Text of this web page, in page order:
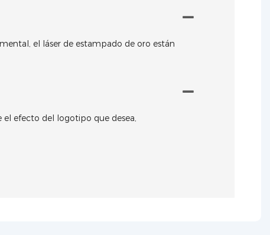
el láser de estampado de oro están
el efecto del logotipo que desea,